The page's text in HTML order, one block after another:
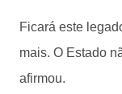
Ficará este
mais. O Estado
afirmou.